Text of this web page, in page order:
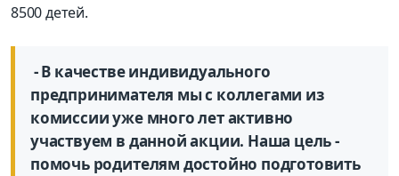
8500 детей.
- В качестве индивидуального
предпринимателя мы с коллегами из
комиссии уже много лет активно
участвуем в данной акции. Наша цель -
помочь родителям достойно подготовить